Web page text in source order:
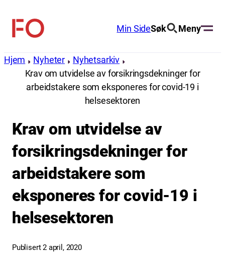
innhold
FO
Min SideSøk Meny
Hjem Nyheter
Nyhetsarkiv
Krav om utvidelse av forsikringsdekninger for
arbeidstakere som eksponeres for covid-19 i
helsesektoren
Krav om utvidelse av
forsikringsdekninger for
arbeidstakere som
eksponeres for covid-19 i
helsesektoren
Publisert 2 april, 2020